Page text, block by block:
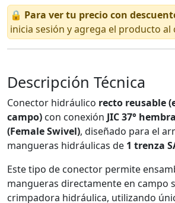
🔒 Para ver tu precio con
inicia sesión y agrega el producto al
Descripción Técnica
Conector hidráulico recto reusable
campo) con conexión JIC 37°
(Female Swivel), diseñado para el
mangueras hidráulicas de 1 trenza
Este tipo de conector permite
mangueras directamente en campo
crimpadora hidráulica, utilizando